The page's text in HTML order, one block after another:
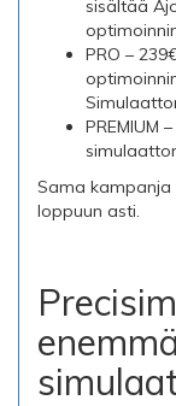
sisältää
PRO –
PREMIUM
Sama kampanja
loppuun asti.